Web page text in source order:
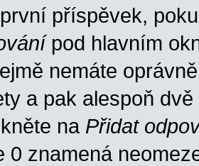
příspěvek,
pod hlavním
nemáte
a pak alespoň
na Přidat
0 znamená